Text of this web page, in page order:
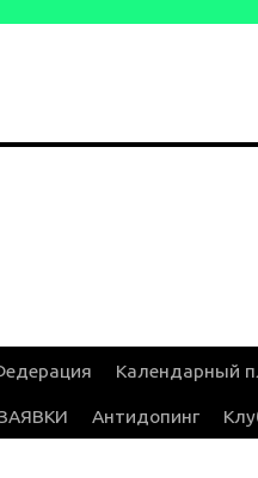
Календарный
Антидопинг